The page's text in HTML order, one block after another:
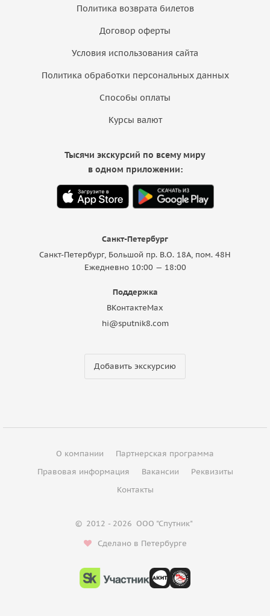
Политика возврата билетов
Договор оферты
Условия использования сайта
Политика обработки персональных данных
Способы оплаты
Курсы валют
Санкт-Петербург
Санкт-Петербург, Большой пр. В.О. 18A, пом. 48Н
Ежедневно 10:00 — 18:00
Поддержка
ВКонтактеMax
hi@sputnik8.com
Добавить экскурсию
Тысячи экскурсий по всему миру
в одном приложении:
О компании
Партнерская программа
Правовая информация
Вакансии
Реквизиты
Контакты
© 2012 - 2026 ООО "Спутник"
Сделано в Петербурге